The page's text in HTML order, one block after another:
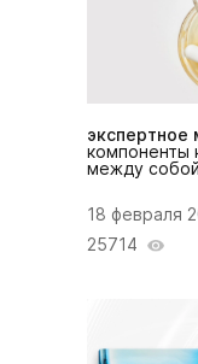
экспертное
компоненты
между
18 февраля
25714